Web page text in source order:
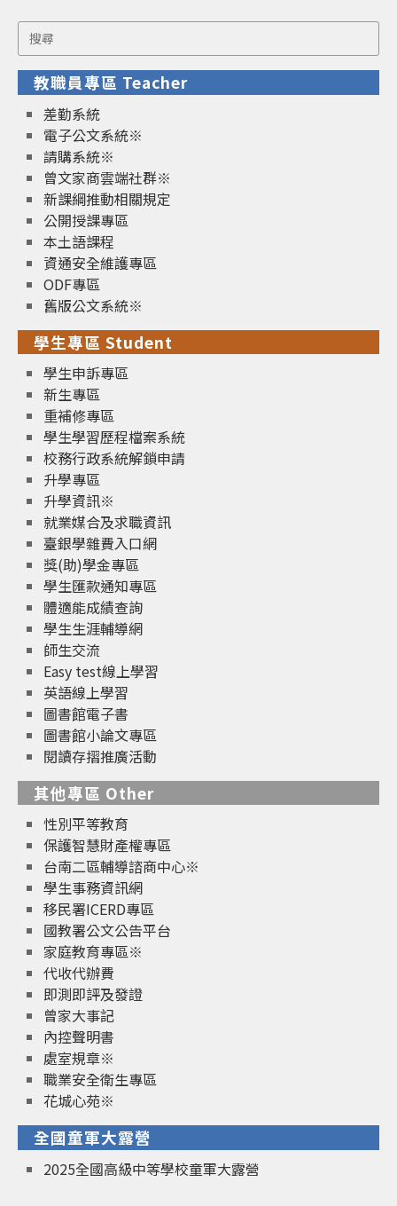
Search
for:
教職員專區 Teacher
差勤系統
電子公文系統※
請購系統※
曾文家商雲端社群※
新課綱推動相關規定
公開授課專區
本土語課程
資通安全維護專區
ODF專區
舊版公文系統※
學生專區 Student
學生申訴專區
新生專區
重補修專區
學生學習歷程檔案系統
校務行政系統解鎖申請
升學專區
升學資訊※
就業媒合及求職資訊
臺銀學雜費入口網
獎(助)學金專區
學生匯款通知專區
體適能成績查詢
學生生涯輔導網
師生交流
Easy test線上學習
英語線上學習
圖書館電子書
圖書館小論文專區
閱讀存摺推廣活動
其他專區 Other
性別平等教育
保護智慧財產權專區
台南二區輔導諮商中心※
學生事務資訊網
移民署ICERD專區
國教署公文公告平台
家庭教育專區※
代收代辦費
即測即評及發證
曾家大事記
內控聲明書
處室規章※
職業安全衛生專區
花城心苑※
全國童軍大露營
2025全國高級中等學校童軍大露營